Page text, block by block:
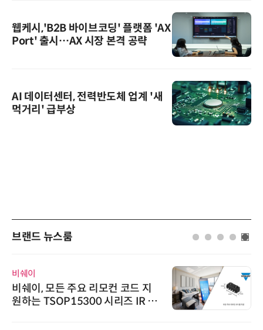
웹케시,'B2B 바이브코딩' 플랫폼 'AX
Port' 출시…AX 시장 본격 공략
AI 데이터센터, 전력반도체 업계 '새
먹거리' 급부상
브랜드 뉴스룸
주요 리모컨 코드 지
시리즈 IR 수
AIPD
“특허분석
'AX' 시대 본
AI IP데이터